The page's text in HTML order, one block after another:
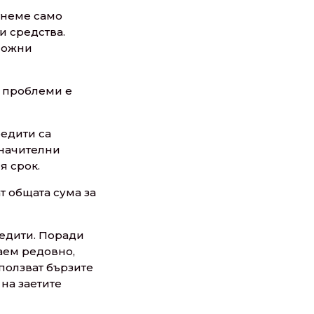
само
средства.
проблеми е
са
срок.
общата сума за
Поради
редовно,
бързите
заетите